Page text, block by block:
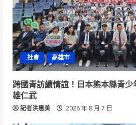
.社會 高雄市
跨國青訪續情誼！日本熊本縣青
雄仁武
記者洪惠美 2026 年 8 月 7 日